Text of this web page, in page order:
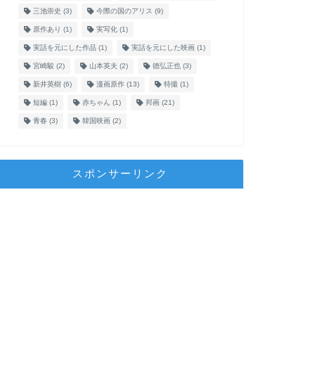
三池崇史 (3) 今際の国のアリス (9)
原作あり (1) 実写化(1)
実話を元にした作品(1) 実話を元にした映画(1)
宮崎駿 (2) 山本英夫 (2) 徳弘正也 (3)
新井英樹(6) 漫画原作(13) 特撮(1)
短編(1) 赤ちゃん (1) 邦画(21)
青春 (3) 韓国映画(2)
スポンサーリンク